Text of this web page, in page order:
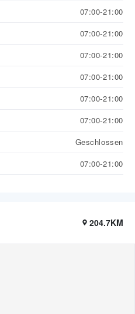
07:00-21:00
07:00-21:00
07:00-21:00
07:00-21:00
07:00-21:00
07:00-21:00
Geschlossen
07:00-21:00
204.7KM